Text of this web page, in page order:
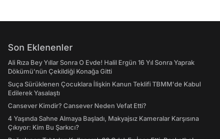
Son Eklenenler
Ali Rıza Bey Yıllar Sonra O Evde! Halil Ergün 16 Yıl Sonra Yaprak
Dökümü'nün Çekildiği Konağa Gitti
Suça Sürüklenen Çocuklara İlişkin Kanun Teklifi TBMM'de Kabul
Edilerek Yasalaştı
Cansever Kimdir? Cansever Neden Vefat Etti?
4 Yaşında Sahne Almaya Başladı, Makyajsız Kameralar Karşısına
Çıkıyor: Kim Bu Şarkıcı?